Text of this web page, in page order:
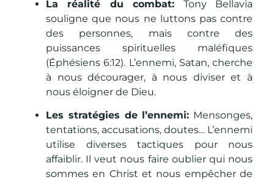
La réalité du combat: Tony Bellavia
souligne que nous ne luttons pas contre
des personnes, mais contre des
puissances spirituelles maléfiques
(Éphésiens 6:12). L’ennemi, Satan, cherche
à nous décourager, à nous diviser et à
nous éloigner de Dieu.
Les stratégies de l’ennemi: Mensonges,
tentations, accusations, doutes… L’ennemi
utilise diverses tactiques pour nous
affaiblir. Il veut nous faire oublier qui nous
sommes en Christ et nous empêcher de